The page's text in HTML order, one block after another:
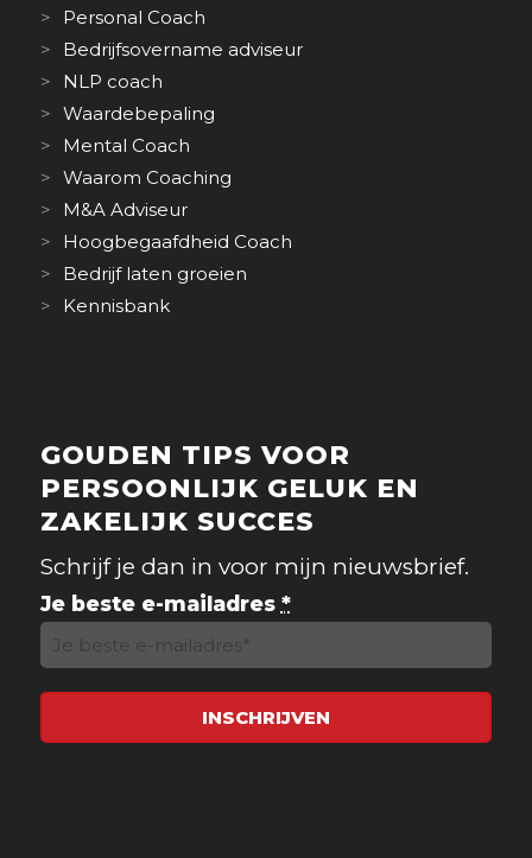
Personal Coach
Bedrijfsovername adviseur
NLP coach
Waardebepaling
Mental Coach
Waarom Coaching
M&A Adviseur
Hoogbegaafdheid Coach
Bedrijf laten groeien
Kennisbank
GOUDEN TIPS VOOR
PERSOONLIJK GELUK EN
ZAKELIJK SUCCES
Schrijf je dan in voor mijn nieuwsbrief.
Je beste e-mailadres *